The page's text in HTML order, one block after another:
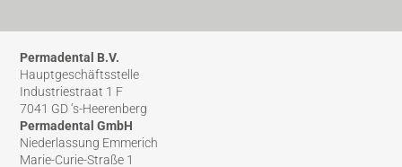
Permadental B.V.
Hauptgeschäftsstelle
Industriestraat 1 F
7041 GD ‘s-Heerenberg
Permadental GmbH
Niederlassung Emmerich
Marie-Curie-Straße 1